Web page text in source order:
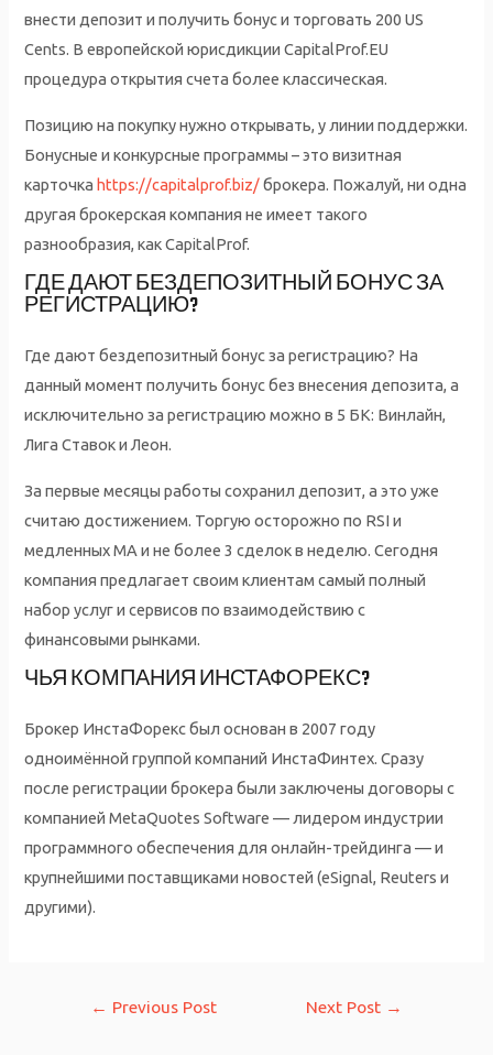
внести депозит и получить бонус и торговать 200 US
Cents. В европейской юрисдикции CapitalProf.EU
процедура открытия счета более классическая.
Позицию на покупку нужно открывать, у линии поддержки.
Бонусные и конкурсные программы – это визитная
карточкаhttps://capitalprof.biz/брокера. Пожалуй, ни одна
другая брокерская компания не имеет такого
разнообразия, как CapitalProf.
ГДЕ ДАЮТ БЕЗДЕПОЗИТНЫЙ БОНУС ЗА
РЕГИСТРАЦИЮ?
Где дают бездепозитный бонус за регистрацию? На
данный момент получить бонус без внесения депозита, а
исключительно за регистрацию можно в 5 БК: Винлайн,
Лига Ставок и Леон.
За первые месяцы работы сохранил депозит, а это уже
считаю достижением. Торгую осторожно по RSI и
медленных MA и не более 3 сделок в неделю. Сегодня
компания предлагает своим клиентам самый полный
набор услуг и сервисов по взаимодействию с
финансовыми рынками.
ЧЬЯ КОМПАНИЯ ИНСТАФОРЕКС?
Брокер ИнстаФорекс был основан в 2007 году
одноимённой группой компаний ИнстаФинтех. Сразу
после регистрации брокера были заключены договоры с
компанией MetaQuotes Software — лидером индустрии
программного обеспечения для онлайн-трейдинга — и
крупнейшими поставщиками новостей (eSignal, Reuters и
другими).
← Previous Post Next Post →